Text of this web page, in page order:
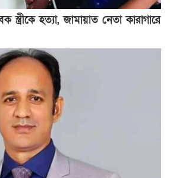
স্ত্রীকে হত্যা, জামায়াত নেতা কারাগারে